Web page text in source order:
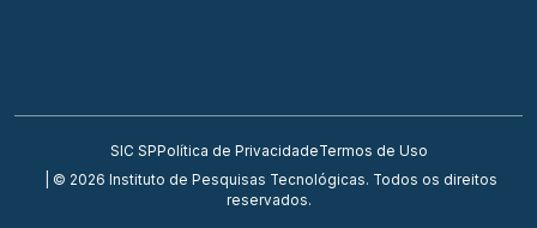
SIC SP Política de PrivacidadeTermos de Uso
| © 2026 Instituto de Pesquisas Tecnológicas. Todos os direitos
reservados.